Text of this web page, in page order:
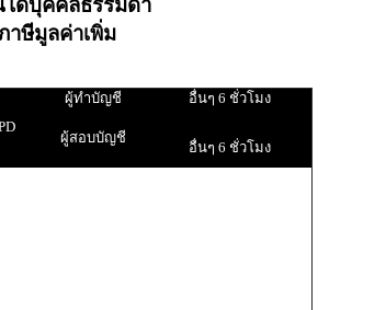
ได้บุคคลธรรมดา
าษีมูลค่าเพิ่ม
ผู้ทำบัญชี อื่นๆ 6 ชั่วโมง
ผู้สอบบัญชี
อื่นๆ 6 ชั่วโมง